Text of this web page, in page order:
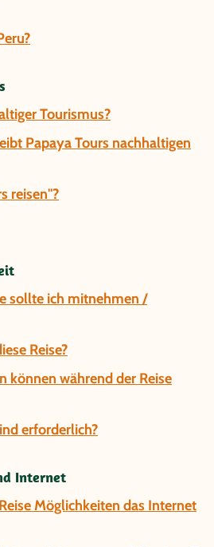
Tourismus?
Papaya Tours nachhaltigen
reisen"?
sollte ich mitnehmen /
Reise?
können während der Reise
erforderlich?
Internet
Möglichkeiten das Internet